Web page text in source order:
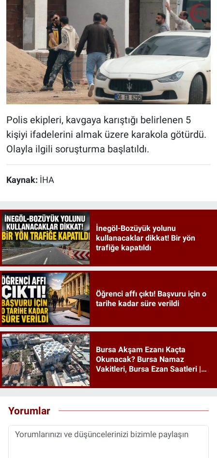
Polis ekipleri, kavgaya karıştığı belirlenen 5
kişiyi ifadelerini almak üzere karakola götürdü.
Olayla ilgili soruşturma başlatıldı.
Kaynak: İHA
İnegöl-Bozüyük yolunu
kullanacaklar dikkat! Bir yön
trafiğe kapatıldı
Öğrenci affı çıktı! Başvuru için o
tarihe kadar süre verildi
Bursa Akşam Ezanı Kaçta
Okunacak? Bursa Namaz
Vakitleri, Bursa Ezan Saatleri |
Yorumlar